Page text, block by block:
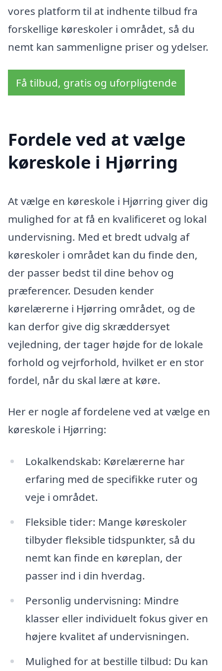
vores platform til at indhente tilbud fra
forskellige køreskoler i området, så du
nemt kan sammenligne priser og ydelser.
Få tilbud, gratis og uforpligtende
Fordele ved at vælge
køreskole i Hjørring
At vælge en køreskole i Hjørring giver dig
mulighed for at få en kvalificeret og lokal
undervisning. Med et bredt udvalg af
køreskoler i området kan du finde den,
der passer bedst til dine behov og
præferencer. Desuden kender
kørelærerne i Hjørring området, og de
kan derfor give dig skræddersyet
vejledning, der tager højde for de lokale
forhold og vejrforhold, hvilket er en stor
fordel, når du skal lære at køre.
Her er nogle af fordelene ved at vælge en
køreskole i Hjørring:
Lokalkendskab: Kørelærerne har
erfaring med de specifikke ruter og
veje i området.
Fleksible tider: Mange køreskoler
tilbyder fleksible tidspunkter, så du
nemt kan finde en køreplan, der
passer ind i din hverdag.
Personlig undervisning: Mindre
klasser eller individuelt fokus giver en
højere kvalitet af undervisningen.
Mulighed for at bestille tilbud: Du kan